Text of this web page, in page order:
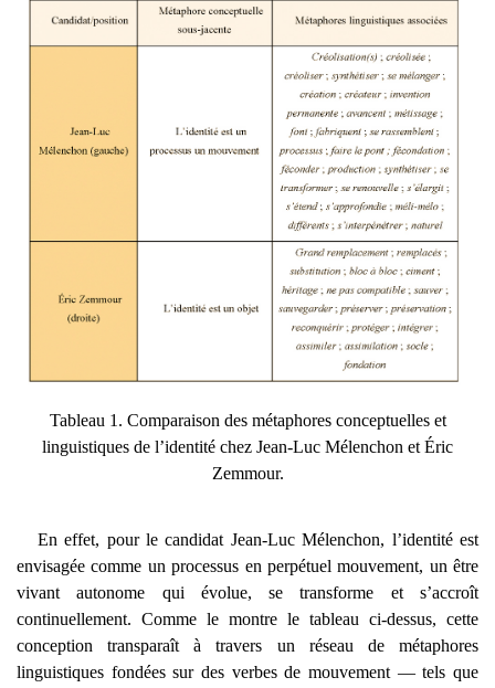
Tableau 1. Comparaison des métaphores conceptuelles et
linguistiques de l’identité chez Jean-Luc Mélenchon et Éric
Zemmour.
En effet, pour le candidat Jean-Luc Mélenchon, l’identité est
envisagée comme un processus en perpétuel mouvement, un être
vivant autonome qui évolue, se transforme et s’accroît
continuellement. Comme le montre le tableau ci-dessus, cette
conception transparaît à travers un réseau de métaphores
linguistiques fondées sur des verbes de mouvement — tels que